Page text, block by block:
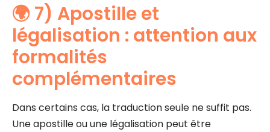
🌍 7) Apostille et
légalisation : attention aux
formalités
complémentaires
Dans certains cas, la traduction seule ne suffit pas.
Une apostille ou une légalisation peut être